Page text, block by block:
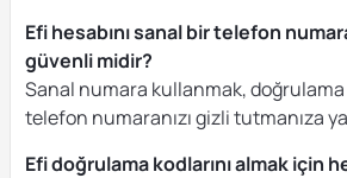
Efi hesabını sanal bir telefon
güvenli midir?
Sanal numara kullanmak, doğrulama
telefon numaranızı gizli tutmanıza
Efi doğrulama kodlarını almak için